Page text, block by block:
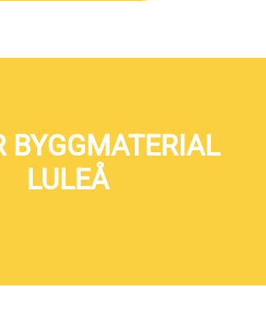
BYGGMATERIAL
LULEÅ